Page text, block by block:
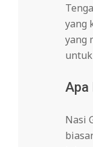
yang
yang
Apa
Nasi